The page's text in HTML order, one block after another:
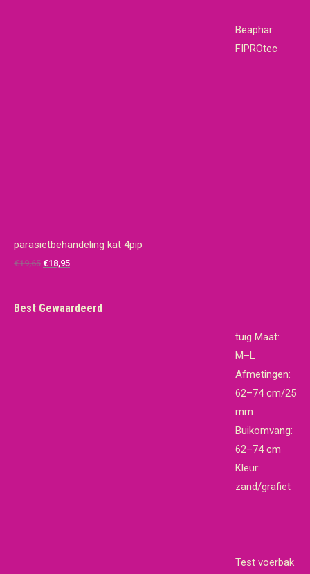
Beaphar
FIPROtec
parasietbehandeling kat 4pip
€19,65 Oorspronkelijke
€19,65.
€18,95Huidige
€18,95.
Best Gewaardeerd
tuig Maat:
M–L
Afmetingen:
62–74 cm/25
mm
Buikomvang:
62–74 cm
Kleur:
zand/grafiet
Test voerbak